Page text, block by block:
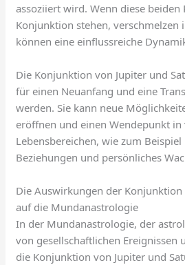
assoziiert wird. Wenn diese beiden
Konjunktion stehen, verschmelzen
können eine einflussreiche
Die Konjunktion von Jupiter und
für einen Neuanfang und eine
werden. Sie kann neue
eröffnen und einen Wendepunkt in
Lebensbereichen, wie zum Beispiel
Beziehungen und persönliches
Die Auswirkungen der
auf die Mundanastrologie
In der Mundanastrologie, der
von gesellschaftlichen Ereignissen
die Konjunktion von Jupiter und